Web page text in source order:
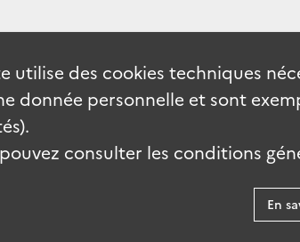
utilise des cookies techniques
donnée personnelle et sont
consulter les conditions
En